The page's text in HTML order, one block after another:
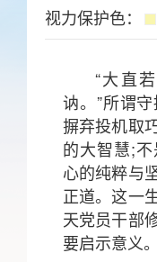
视力保护色：
“大直
讷。”所谓
摒弃投机取
的大智慧;
心的纯粹与
正道。这一
天党员干部
要启示意义。